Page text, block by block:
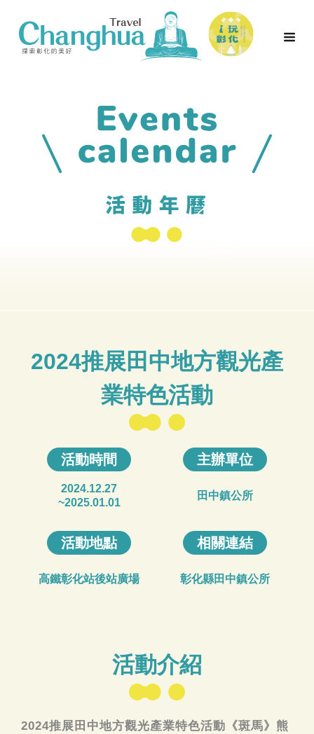
2024推展田中地方觀光產
業特色活動
活動時間
2024.12.27
~2025.01.01
主辦單位
田中鎮公所
活動地點
高鐵彰化站後站廣場
相關連結
彰化縣田中鎮公所
活動介紹
2024推展田中地方觀光產業特色活動《斑馬》熊